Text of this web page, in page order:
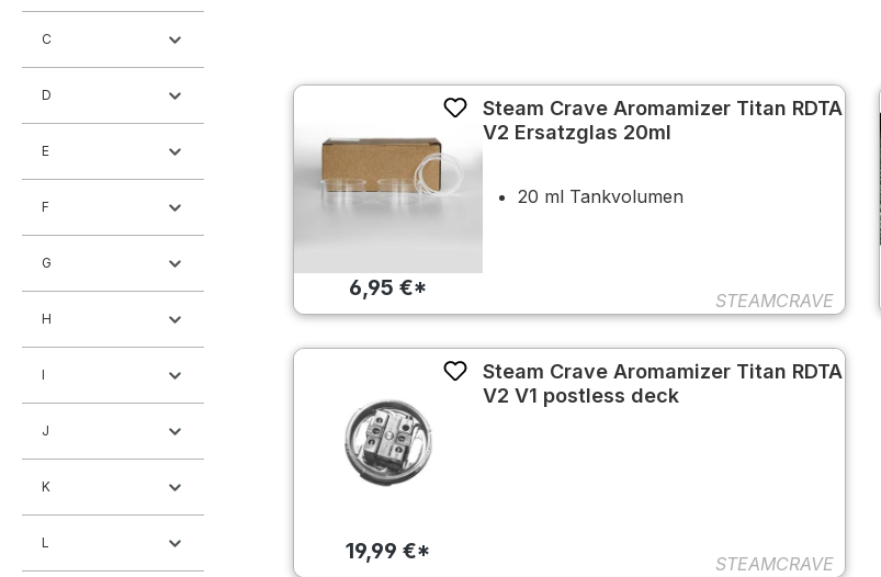
C
D
E
F
G
H
I
J
K
L
6,95 €*
Steam Crave Aromamizer Titan RDTA
V2 Ersatzglas 20ml
20 ml Tankvolumen
STEAMCRAVE
19,99 €*
Steam Crave Aromamizer Titan RDTA
V2 V1 postless deck
STEAMCRAVE